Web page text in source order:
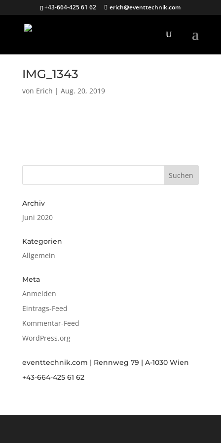
+43-664-425 61 62 erich@eventtechnik.com
IMG_1343
von Erich | Aug. 20, 2019
Archiv
Juni 2020
Kategorien
Allgemein
Meta
Anmelden
Eintrags-Feed
Kommentar-Feed
WordPress.org
eventtechnik.com | Rennweg 79 | A-1030 Wien
+43-664-425 61 62